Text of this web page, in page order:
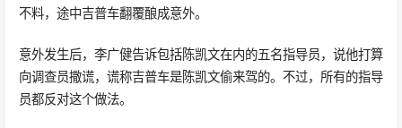
不料，途中吉普车翻覆酿成意外。
意外发生后，李广健告诉包括陈凯文在内的五名指导员，说他打算
向调查员撒谎，谎称吉普车是陈凯文偷来驾的。不过，所有的指导
员都反对这个做法。